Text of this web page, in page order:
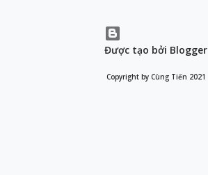
Được tạo bởi Blogger
Copyright by Cùng Tiến 2021